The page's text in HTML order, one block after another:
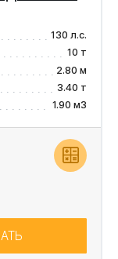
130 л.с.
10 т
2.80 м
3.40 т
1.90 м3